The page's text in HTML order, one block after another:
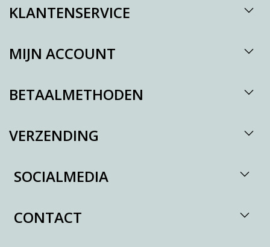
KLANTENSERVICE
MIJN ACCOUNT
BETAALMETHODEN
VERZENDING
SOCIALMEDIA
CONTACT